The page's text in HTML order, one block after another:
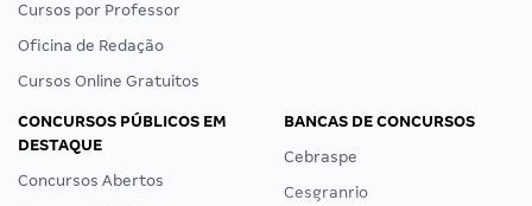
Cursos por Professor
Oficina de Redação
Cursos Online Gratuitos
CONCURSOS PÚBLICOS EM
DESTAQUE
Concursos Abertos
BANCAS DE CONCURSOS
Cebraspe
Cesgranrio